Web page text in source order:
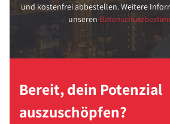
und kostenfrei abbestellen. Weitere
unseren
Bereit, dein Potenzial
auszuschöpfen?